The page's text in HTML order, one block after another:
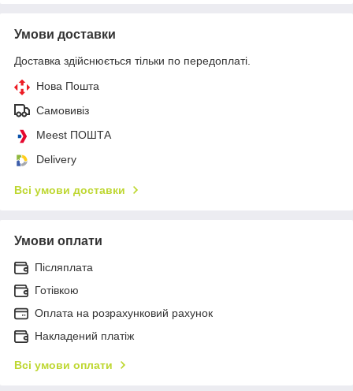
Умови доставки
Доставка здійснюється тільки по передоплаті.
Нова Пошта
Самовивіз
Meest ПОШТА
Delivery
Всі умови доставки
Умови оплати
Післяплата
Готівкою
Оплата на розрахунковий рахунок
Накладений платіж
Всі умови оплати